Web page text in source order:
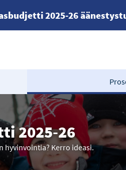
2025-26
2025-26
hyvinvointia? Kerro ideasi.